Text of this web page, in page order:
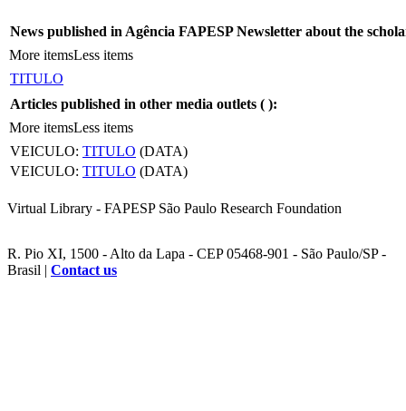
News published in Agência FAPESP Newsletter about the
More itemsLess items
TITULO
Articles published in other media outlets ( ):
More itemsLess items
VEICULO: TITULO (DATA)
VEICULO: TITULO (DATA)
Virtual Library - FAPESP São Paulo Research Foundation
R. Pio XI, 1500 - Alto da Lapa - CEP 05468-901 - São Paulo/SP -
Brasil | Contact us